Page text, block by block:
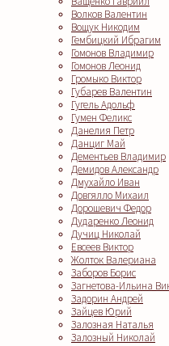
Волков Валентин
Вощук Никодим
Гембицкий Ибрагим
Гомонов Владимир
Гомонов Леонид
Громыко Виктор
Губарев Валентин
Гугель Адольф
Гумен Феликс
Данелия Петр
Данциг Май
Дементьев Владимир
Демидов Александр
Дмухайло Иван
Довгялло Михаил
Дорошевич Федор
Дударенко Леонид
Дучиц Николай
Евсеев Виктор
Жолток Валериана
Заборов Борис
Загнетова-Ильина
Задорин Андрей
Зайцев Юрий
Залозная Наталья
Залозный Николай